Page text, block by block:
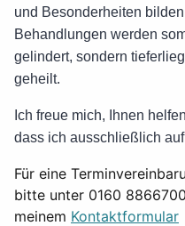
und Besonderheiten
Behandlungen werden
gelindert, sondern
geheilt.
Ich freue mich, Ihnen
dass ich ausschließlich
Für eine
bitte unter 0160
meinem Kontaktformular